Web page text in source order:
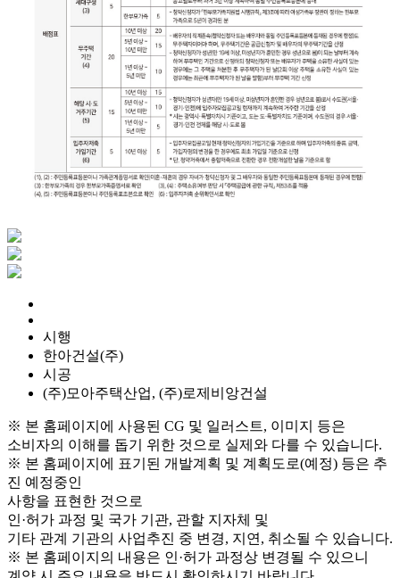
시행
한아건설(주)
시공
(주)모아주택산업, (주)로제비앙건설
※ 본 홈페이지에 사용된 CG 및 일러스트, 이미지 등은
소비자의 이해를 돕기 위한 것으로 실제와 다를 수 있습니다.
※ 본 홈페이지에 표기된 개발계획 및 계획도로(예정) 등은 추
진 예정중인
사항을 표현한 것으로
인·허가 과정 및 국가 기관, 관할 지자체 및
기타 관계 기관의 사업추진 중 변경, 지연, 취소될 수 있습니다.
※ 본 홈페이지의 내용은 인·허가 과정상 변경될 수 있으니